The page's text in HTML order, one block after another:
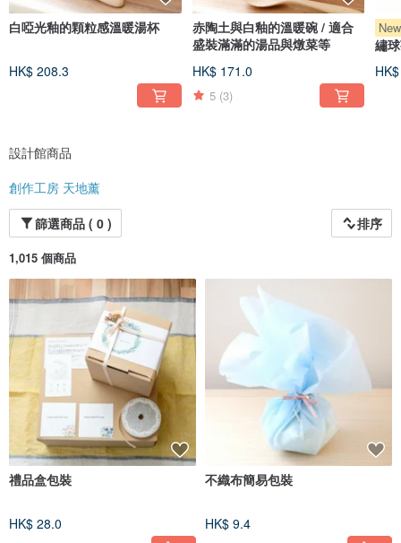
為了能製作並將那些「讓人拿到手時，嘴角會不自覺上揚」的作品送到您手中，
我將持續每日精進努力。
白啞光釉的顆粒感溫暖湯杯
HK$ 208.3
赤陶土與白釉的溫暖碗 / 適合
盛裝滿滿的湯品與燉菜等
HK$ 171.0
5 (3)
New
繡
設計館商品
創作工房 天地薰
篩選商品 ( 0 )
排序
1,015 個商品
禮品盒包裝
HK$ 28.0
不織布簡易包裝
HK$ 9.4